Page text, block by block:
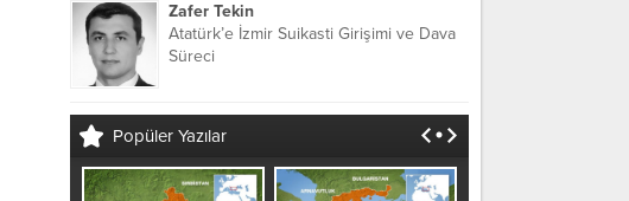
Zafer Tekin
Atatürk’e İzmir Suikasti Girişimi ve Dava
Süreci
Popüler Yazılar